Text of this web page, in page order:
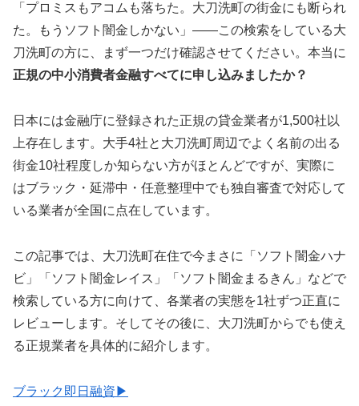
「プロミスもアコムも落ちた。大刀洗町の街金にも断られ
た。もうソフト闇金しかない」——この検索をしている大
刀洗町の方に、まず一つだけ確認させてください。本当に
正規の中小消費者金融すべてに申し込みましたか？
日本には金融庁に登録された正規の貸金業者が1,500社以
上存在します。大手4社と大刀洗町周辺でよく名前の出る
街金10社程度しか知らない方がほとんどですが、実際に
はブラック・延滞中・任意整理中でも独自審査で対応して
いる業者が全国に点在しています。
この記事では、大刀洗町在住で今まさに「ソフト闇金ハナ
ビ」「ソフト闇金レイス」「ソフト闇金まるきん」などで
検索している方に向けて、各業者の実態を1社ずつ正直に
レビューします。そしてその後に、大刀洗町からでも使え
る正規業者を具体的に紹介します。
ブラック即日融資▶